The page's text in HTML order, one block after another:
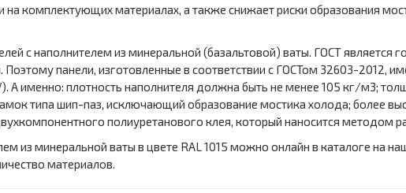
комплектующих материалах, а также снижает риски образования
с наполнителем из минеральной (базальтовой) ваты. ГОСТ является
панели, изготовленные в соответствии с ГОСТом 32603-2012,
А именно: плотность наполнителя должна быть не менее 105 кг/м3;
типа шип-паз, исключающий образование мостика холода; более
полиуретанового клея, который наносится методом
из минеральной ваты в цвете RAL 1015 можно онлайн в каталоге на
материалов.